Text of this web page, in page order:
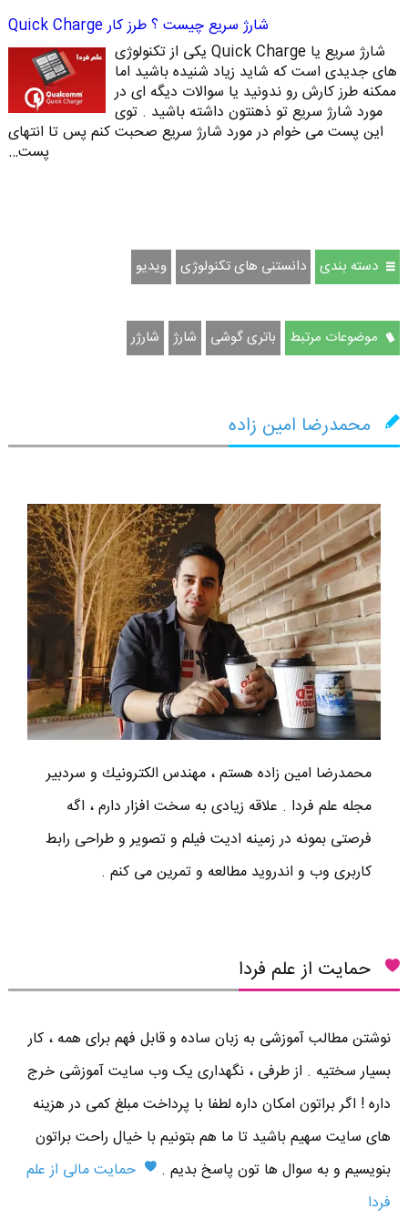
شارژ سریع چیست ؟ طرز کار Quick Charge
شارژ سریع یا Quick Charge یکی از تکنولوژی
های جدیدی است که شاید زیاد شنیده باشید اما
ممکنه طرز کارش رو ندونید یا سوالات دیگه ای در
مورد شارژ سریع تو ذهنتون داشته باشید . توی
این پست می خوام در مورد شارژ سریع صحبت کنم پس تا انتهای
پست…
دسته بندی دانستنی های تکنولوژی ویدیو
موضوعات مرتبط باتری گوشی شارژ شارژر
محمدرضا امین زاده
محمدرضا امين زاده هستم ، مهندس الكترونيك و سردبير
مجله علم فردا . علاقه زیادی به سخت افزار دارم ، اگه
فرصتی بمونه در زمینه ادیت فیلم و تصویر و طراحی رابط
کاربری وب و اندروید مطالعه و تمرین می کنم .
حمایت از علم فردا
نوشتن مطالب آموزشی به زبان ساده و قابل فهم برای همه ، کار
بسیار سختیه . از طرفی ، نگهداری یک وب سایت آموزشی خرج
داره ! اگر براتون امکان داره لطفا با پرداخت مبلغ کمی در هزینه
های سایت سهیم باشید تا ما هم بتونیم با خیال راحت براتون
بنویسیم و به سوال ها تون پاسخ بدیم .
حمایت مالی از علم
فردا